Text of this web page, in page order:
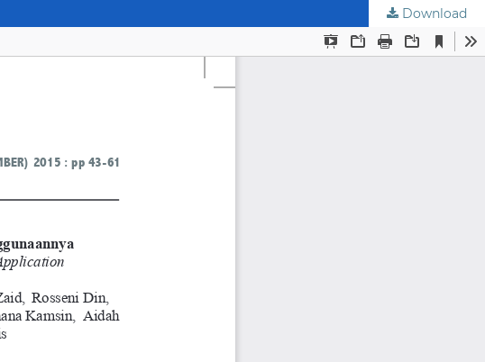
Download